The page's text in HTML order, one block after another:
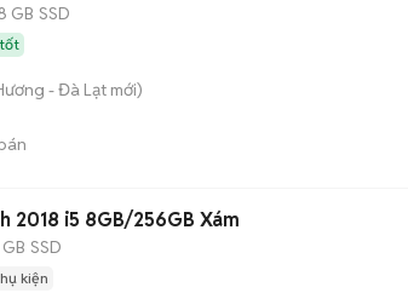
GB SSD
- Đà Lạt mới)
2018 i5 8GB/256GB Xám
SSD
kiện